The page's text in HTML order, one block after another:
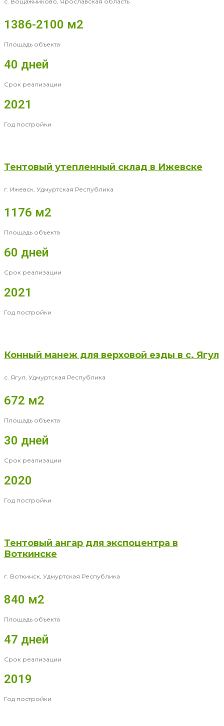
1386-2100 м2
Площадь объекта
40 дней
Срок реализации
2021
Год постройки
Тентовый утепленный склад в Ижевске
г. Ижевск, Удмуртская Республика
1176 м2
Площадь объекта
60 дней
Срок реализации
2021
Год постройки
Конный манеж для верховой езды в с. Ягул
с. Ягул, Удмуртская Республика
672 м2
Площадь объекта
30 дней
Срок реализации
2020
Год постройки
Тентовый ангар для экспоцентра в
Воткинске
г. Воткинск, Удмуртская Республика
840 м2
Площадь объекта
47 дней
Срок реализации
2019
Год постройки